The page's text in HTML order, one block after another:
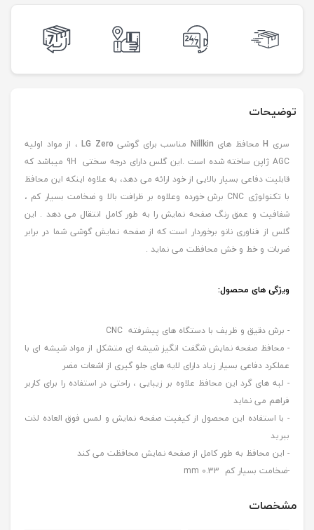
توضیحات
سری Hمحافظ های Nillkin مناسب برای گوشی LG Zero، از مواد اولیه
AGC ژاپن ساخته شده است .این گلس دارای درجه سختی 9H میباشد که
قابلیت دفاعی بسیار بالایی از خود ارائه می دهد، به علاوه اینکه این محافظ
با تکنولوژی CNC برش خورده وعلاوه بر ظرافت بالا و ضخامت بسیار کم ،
شفافیت و عمق رنگ صفحه نمایش را به طور کامل انتقال می دهد . این
گلس از فناوری نانو برخوردار است که از صفحه نمایش گوشی شما در برابر
ضربات و خط و خش محافظت می نماید .
ویژگی های محصول:
- برش دقیق و ظریف با دستگاه های پیشرفته CNC
- محافظ صفحه نمایش شگفت انگیز شیشه ای متشکل از مواد شیشه ای با
عملکرد دفاعی بسیار زیاد دارای لایه های جلو گیری از اشعات مضر
- لبه های گرد این محافظ علاوه بر زیبایی ، راحتی در استفاده را برای کاربر
فراهم می نماید
- با استفاده این محصول از کیفیت صفحه نمایش و لمس فوق العاده لذت
ببرید
- این محافظ به طور کامل از صفحه نمایش محافظت می کند
-ضخامت بسیار کم 0.33 mm
مشخصات